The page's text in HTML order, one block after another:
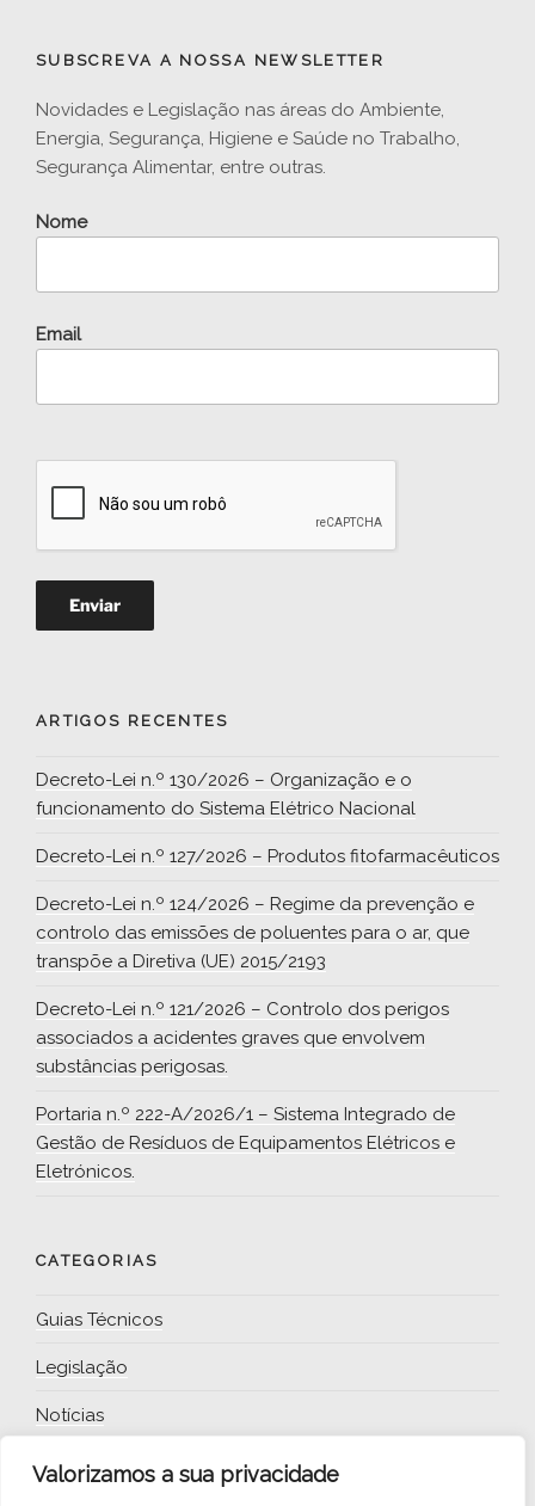
Valorizamos a sua privacidade
SUBSCREVA A NOSSA NEWSLETTER
Novidades e Legislação nas áreas do Ambiente,
Energia, Segurança, Higiene e Saúde no Trabalho,
Segurança Alimentar, entre outras.
Nome
Email
ARTIGOS RECENTES
Decreto-Lei n.º 130/2026 – Organização e o
funcionamento do Sistema Elétrico Nacional
Decreto-Lei n.º 127/2026 – Produtos fitofarmacêuticos
Decreto-Lei n.º 124/2026 – Regime da prevenção e
controlo das emissões de poluentes para o ar, que
transpõe a Diretiva (UE) 2015/2193
Decreto-Lei n.º 121/2026 – Controlo dos perigos
associados a acidentes graves que envolvem
substâncias perigosas.
Portaria n.º 222-A/2026/1 – Sistema Integrado de
Gestão de Resíduos de Equipamentos Elétricos e
Eletrónicos.
CATEGORIAS
Guias Técnicos
Legislação
Notícias